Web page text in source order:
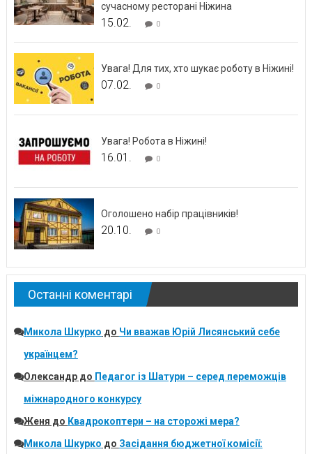
сучасному ресторані Ніжина
15.02. 0
Увага! Для тих, хто шукає роботу в Ніжині!
07.02. 0
Увага! Робота в Ніжині!
16.01. 0
Оголошено набір працівників!
20.10. 0
Останні коментарі
Микола Шкурко до Чи вважав Юрій Лисянський себе
українцем?
Олександрдо Педагог із Шатури – серед переможців
міжнародного конкурсу
Женя до Квадрокоптери – на сторожі мера?
Микола Шкурко до Засідання бюджетної комісії: